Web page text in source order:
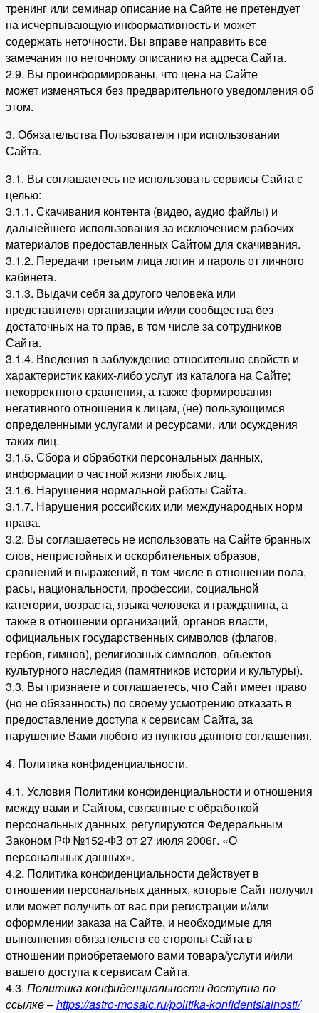
тренинг или семинар описание на Сайте не претендует
на исчерпывающую информативность и может
содержать неточности. Вы вправе направить все
замечания по неточному описанию на адреса Сайта.
2.9. Вы проинформированы, что цена на Сайте
может изменяться без предварительного уведомления об
этом.
3. Обязательства Пользователя при использовании
Сайта.
3.1. Вы соглашаетесь не использовать сервисы Сайта с
целью:
3.1.1. Скачивания контента (видео, аудио файлы) и
дальнейшего использования за исключением рабочих
материалов предоставленных Сайтом для скачивания.
3.1.2. Передачи третьим лица логин и пароль от личного
кабинета.
3.1.3. Выдачи себя за другого человека или
представителя организации и/или сообщества без
достаточных на то прав, в том числе за сотрудников
Сайта.
3.1.4. Введения в заблуждение относительно свойств и
характеристик каких-либо услуг из каталога на Сайте;
некорректного сравнения, а также формирования
негативного отношения к лицам, (не) пользующимся
определенными услугами и ресурсами, или осуждения
таких лиц.
3.1.5. Сбора и обработки персональных данных,
информации о частной жизни любых лиц.
3.1.6. Нарушения нормальной работы Сайта.
3.1.7. Нарушения российских или международных норм
права.
3.2. Вы соглашаетесь не использовать на Сайте бранных
слов, непристойных и оскорбительных образов,
сравнений и выражений, в том числе в отношении пола,
расы, национальности, профессии, социальной
категории, возраста, языка человека и гражданина, а
также в отношении организаций, органов власти,
официальных государственных символов (флагов,
гербов, гимнов), религиозных символов, объектов
культурного наследия (памятников истории и культуры).
3.3. Вы признаете и соглашаетесь, что Сайт имеет право
(но не обязанность) по своему усмотрению отказать в
предоставление доступа к сервисам Сайта, за
нарушение Вами любого из пунктов данного соглашения.
4. Политика конфиденциальности.
4.1. Условия Политики конфиденциальности и отношения
между вами и Сайтом, связанные с обработкой
персональных данных, регулируются Федеральным
Законом РФ №152-ФЗ от 27 июля 2006г. «О
персональных данных».
4.2. Политика конфиденциальности действует в
отношении персональных данных, которые Сайт получил
или может получить от вас при регистрации и/или
оформлении заказа на Сайте, и необходимые для
выполнения обязательств со стороны Сайта в
отношении приобретаемого вами товара/услуги и/или
вашего доступа к сервисам Сайта.
4.3. Политика конфиденциальности доступна по
ссылке –https://astro-mosaic.ru/politika-konfidentsialnosti/